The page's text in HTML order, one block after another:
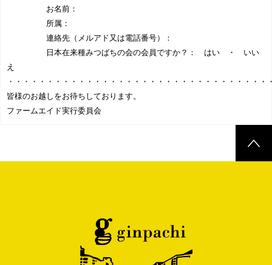
お名前：
所属：
連絡先（メルアド又は電話番号）：
日本在来種みつばちの会の会員ですか？： はい ・ いい
え
・・・・・・・・・・・・・・・・・・・・・・・・・・・・・・・・・
皆様のお越しをお待ちしております。
ファームエイド実行委員会